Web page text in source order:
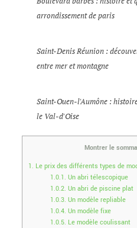
arrondissement de paris
Saint-Denis Réunion :
entre mer et montagne
Saint-Ouen-l'Aumône :
le Val-d'Oise
Montrer le
1. Le prix des différents types de
1.0.1. Un abri télescopique
1.0.2. Un abri de piscine plat
1.0.3. Un modèle repliable
1.0.4. Un modèle fixe
1.0.5. Le modèle coulissant